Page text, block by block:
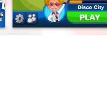
a disco, and more, each
collections in every room
veteran or new to the